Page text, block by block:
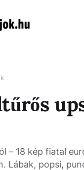
– 18 kép fiatal
Lábak, popsi,